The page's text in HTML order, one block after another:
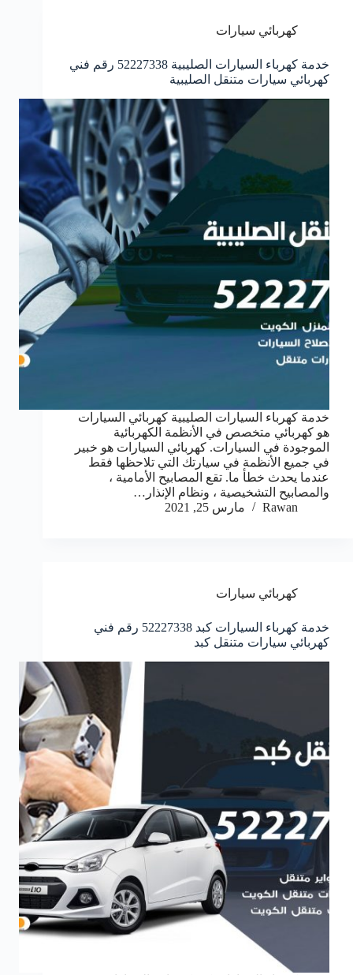
كهربائي سيارات
خدمة كهرباء السيارات الصليبية 52227338 رقم فني
كهربائي سيارات متنقل الصليبية
خدمة كهرباء السيارات الصليبية كهربائي السيارات
هو كهربائي متخصص في الأنظمة الكهربائية
الموجودة في السيارات. كهربائي السيارات هو خبير
في جميع الأنظمة في سيارتك التي تلاحظها فقط
عندما يحدث خطأ ما. تقع المصابيح الأمامية ،
والمصابيح التشخيصية ، ونظام الإنذار…
Rawan
مارس 25, 2021
كهربائي سيارات
خدمة كهرباء السيارات كبد 52227338 رقم فني
كهربائي سيارات متنقل كبد